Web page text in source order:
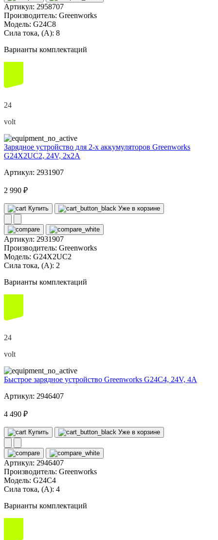
Артикул: 2958707
Производитель: Greenworks
Модель: G24C8
Сила тока, (А): 8
Варианты комплектаций
24
volt
Зарядное устройство для 2-х аккумуляторов Greenworks
G24X2UC2, 24V, 2x2А
Артикул: 2931907
2 990 ₽
Купить Уже в корзине
Артикул: 2931907
Производитель: Greenworks
Модель: G24X2UC2
Сила тока, (А): 2
Варианты комплектаций
24
volt
Быстрое зарядное устройство Greenworks G24C4, 24V, 4А
Артикул: 2946407
4 490 ₽
Купить Уже в корзине
Артикул: 2946407
Производитель: Greenworks
Модель: G24C4
Сила тока, (А): 4
Варианты комплектаций